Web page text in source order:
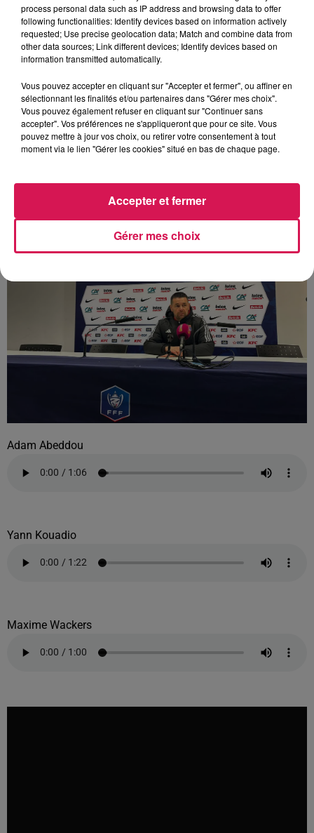
Le bel hommage de Pierre Sage, l'entraîneur de
Pierre Sage
Adam Abeddou
Yann Kouadio
Maxime Wackers
process personal data such as IP address and browsing data to offer
following functionalities: Identify devices based on information actively
requested; Use precise geolocation data; Match and combine data from
other data sources; Link different devices; Identify devices based on
information transmitted automatically.
Vous pouvez accepter en cliquant sur "Accepter et fermer", ou affiner en
sélectionnant les finalités et/ou partenaires dans "Gérer mes choix".
Vous pouvez également refuser en cliquant sur "Continuer sans
accepter". Vos préférences ne s'appliqueront que pour ce site. Vous
pouvez mettre à jour vos choix, ou retirer votre consentement à tout
moment via le lien "Gérer les cookies" situé en bas de chaque page.
Gérer mes choix
Accepter et fermer